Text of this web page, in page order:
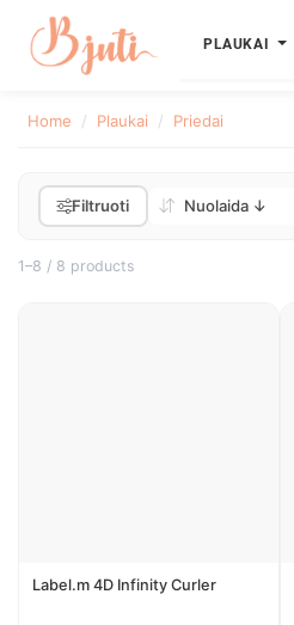
PLAUKAI
Home Plaukai Priedai
Filtruoti
1–8 / 8 products
Label.m 4D Infinity Curler